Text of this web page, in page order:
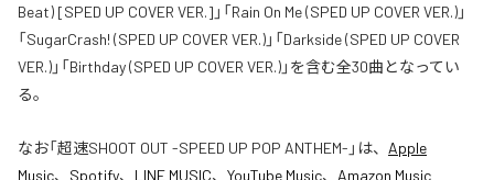
Beat) [SPED UP COVER VER.]」「Rain On Me (SPED UP COVER VER.)」
「SugarCrash! (SPED UP COVER VER.)」「Darkside (SPED UP COVER
VER.)」「Birthday (SPED UP COVER VER.)」を含む全30曲となってい
る。
なお「超速SHOOT OUT -SPEED UP POP ANTHEM- 」は、 Apple
Music、 Spotify、 LINE MUSIC、 YouTube Music、 Amazon Music